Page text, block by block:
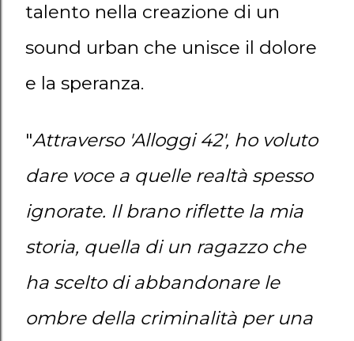
talento nella creazione di un
sound urban che unisce il dolore
e la speranza.
"Attraverso 'Alloggi 42', ho voluto
dare voce a quelle realtà spesso
ignorate. Il brano riflette la mia
storia, quella di un ragazzo che
ha scelto di abbandonare le
ombre della criminalità per una